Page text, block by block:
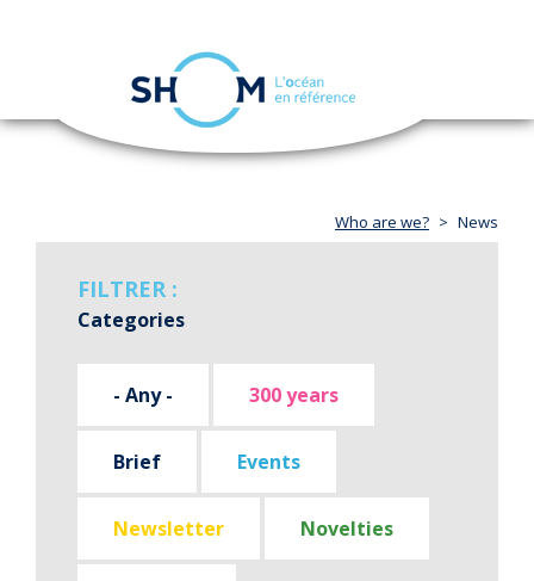
Skip
navigation
Who are we? News
FILTRER :
Categories
- Any - 300 years
Brief Events
Newsletter Novelties